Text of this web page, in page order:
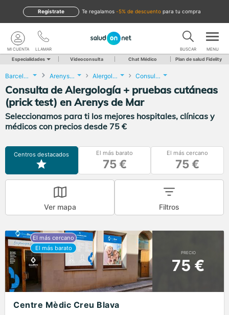
te regalamos -5% de descuento para tu compra
Regístrate
LLAMAR
MI CUENTA BUSCAR MENU
Especialidades Videoconsulta Chat Médico Plan de salud Fidelity
Barcelona Arenys de Mar Alergología Consulta de Alergología + pruebas cutáneas (prick test)
Consulta de Alergología + pruebas cutáneas
(prick test) en Arenys de Mar
Seleccionamos para ti los mejores hospitales, clínicas y
médicos con precios desde 75 €
Centros destacados El más barato
75 €
El más cercano
75 €
Ver mapa Filtros
PRECIO
75 €
Centre Mèdic Creu Blava